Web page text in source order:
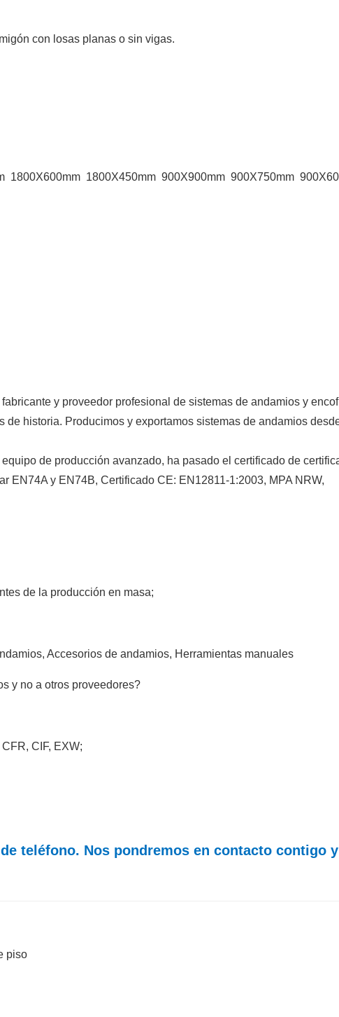
con losas planas o sin vigas.
1800X600mm 1800X450mm 900X900mm 900X750mm
y proveedor profesional de sistemas de andamios y
de historia. Producimos y exportamos sistemas de andamios
de producción avanzado, ha pasado el certificado de
EN74A y EN74B, Certificado CE: EN12811-1:2003, MPA NRW,
de la producción en masa;
Accesorios de andamios, Herramientas manuales
y no a otros proveedores?
CIF, EXW;
teléfono. Nos pondremos en contacto contigo
piso